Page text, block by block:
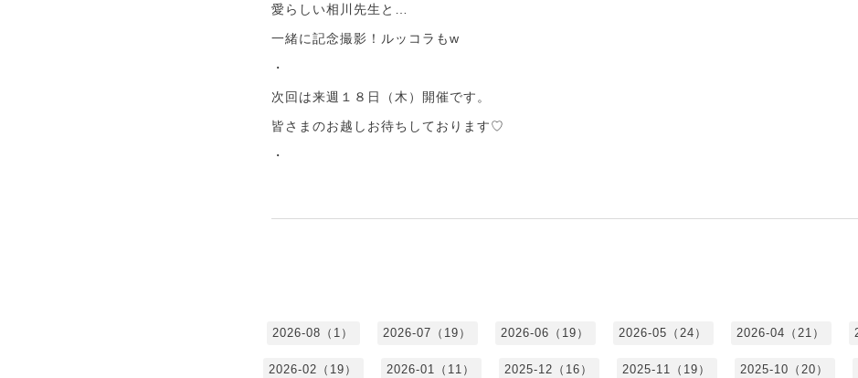
愛らしい相川先生と…
一緒に記念撮影！ルッコラもw
・
次回は来週１８日（木）開催です。
皆さまのお越しお待ちしております♡
・
2026-08（1） 2026-07（19） 2026-06（19） 2026-05（24） 2026-04（21）
2026-02（19） 2026-01（11） 2025-12（16） 2025-11（19） 2025-10（20）